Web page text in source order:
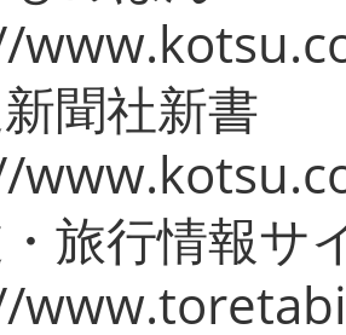
聞社新書
旅行情報サ